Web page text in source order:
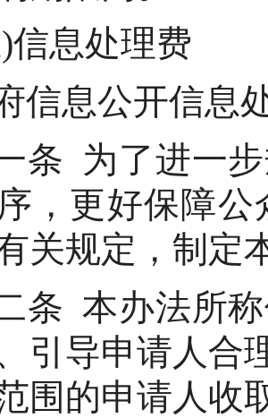
信息处理费
信息公开信息
条 为了进一
，更好保障
关规定，制定
条 本办法所
引导申请人合
围的申请人收